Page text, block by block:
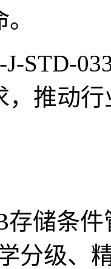
J-STD-
，推动
存储条
分级、